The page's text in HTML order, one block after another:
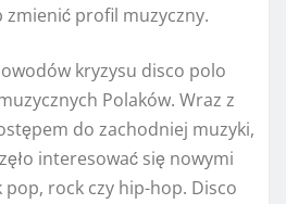
zmienić profil muzyczny.
kryzysu disco polo
Polaków. Wraz z
do zachodniej muzyki,
interesować się nowymi
rock czy hip-hop. Disco